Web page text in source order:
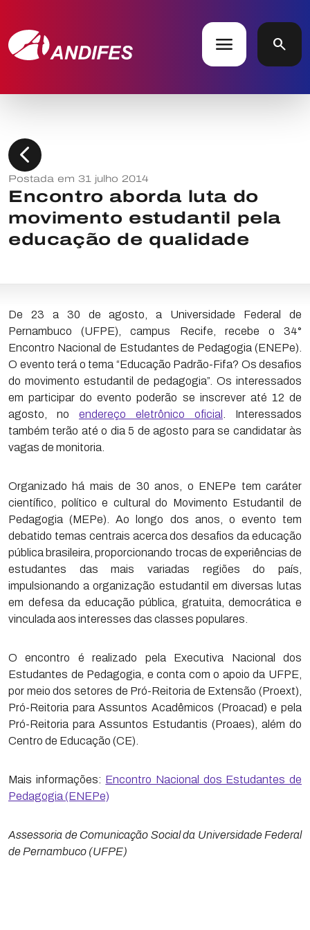
menu search
chevron_left
Postada em 31 julho 2014
Encontro aborda luta do
movimento estudantil pela
educação de qualidade
De 23 a 30 de agosto, a Universidade Federal de
Pernambuco (UFPE), campus Recife, recebe o 34°
Encontro Nacional de Estudantes de Pedagogia (ENEPe).
O evento terá o tema “Educação Padrão-Fifa? Os desafios
do movimento estudantil de pedagogia”. Os interessados
em participar do evento poderão se inscrever até 12 de
agosto, no endereço eletrônico oficial
. Interessados
também terão até o dia 5 de agosto para se candidatar às
vagas de monitoria.
Organizado há mais de 30 anos, o ENEPe tem caráter
científico, político e cultural do Movimento Estudantil de
Pedagogia (MEPe). Ao longo dos anos, o evento tem
debatido temas centrais acerca dos desafios da educação
pública brasileira, proporcionando trocas de experiências de
estudantes das mais variadas regiões do país,
impulsionando a organização estudantil em diversas lutas
em defesa da educação pública, gratuita, democrática e
vinculada aos interesses das classes populares.
O encontro é realizado pela Executiva Nacional dos
Estudantes de Pedagogia, e conta com o apoio da UFPE,
por meio dos setores de Pró-Reitoria de Extensão (Proext),
Pró-Reitoria para Assuntos Acadêmicos (Proacad) e pela
Pró-Reitoria para Assuntos Estudantis (Proaes), além do
Centro de Educação (CE).
Mais informações: Encontro Nacional dos Estudantes de
Pedagogia (ENEPe)
Assessoria de Comunicação Social da Universidade Federal
de Pernambuco (UFPE)